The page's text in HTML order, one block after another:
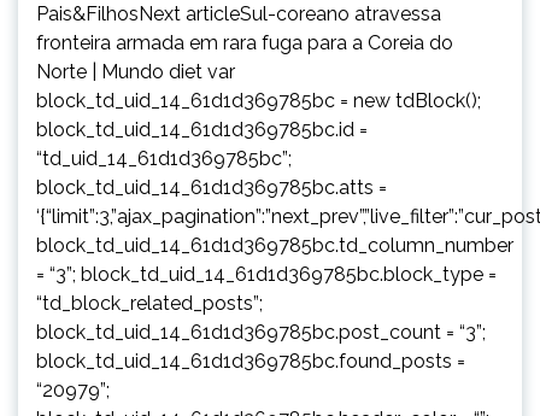
Pais&FilhosNext articleSul-coreano atravessa
fronteira armada em rara fuga para a Coreia do
Norte | Mundo diet var
block_td_uid_14_61d1d369785bc = new tdBlock();
block_td_uid_14_61d1d369785bc.id =
“td_uid_14_61d1d369785bc”;
block_td_uid_14_61d1d369785bc.atts =
block_td_uid_14_61d1d369785bc.td_column_number
= “3”; block_td_uid_14_61d1d369785bc.block_type =
“td_block_related_posts”;
block_td_uid_14_61d1d369785bc.post_count = “3”;
block_td_uid_14_61d1d369785bc.found_posts =
“20979”;